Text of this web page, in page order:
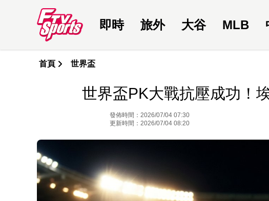
即時 旅外 大谷 MLB
首頁 世界盃
世界盃PK大戰抗壓成功！
發佈時間：2026/07/04 07:30
更新時間：2026/07/04 08:20